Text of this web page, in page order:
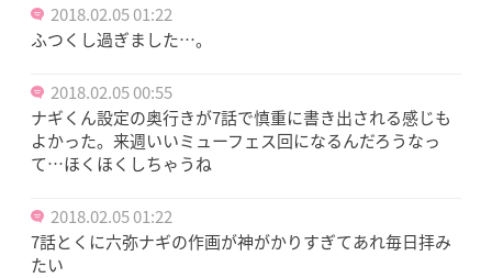
2018.02.05 01:22
ふつくし過ぎました…。
2018.02.05 00:55
ナギくん設定の奥行きが7話で慎重に書き出される感じも
よかった。来週いいミューフェス回になるんだろうなっ
て…ほくほくしちゃうね
2018.02.05 01:22
7話とくに六弥ナギの作画が神がかりすぎてあれ毎日拝み
たい